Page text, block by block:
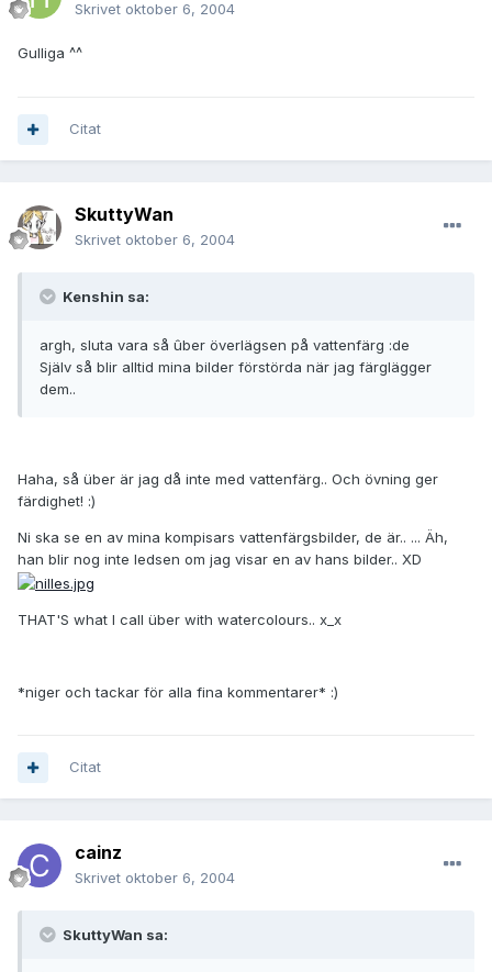
Skrivet oktober 6, 2004
Gulliga ^^
Citat
SkuttyWan
Skrivet oktober 6, 2004
Kenshin sa:
argh, sluta vara så ûber överlägsen på vattenfärg :de
Själv så blir alltid mina bilder förstörda när jag färglägger
dem..
Haha, så über är jag då inte med vattenfärg.. Och övning ger
färdighet! :)
Ni ska se en av mina kompisars vattenfärgsbilder, de är.. ... Äh,
han blir nog inte ledsen om jag visar en av hans bilder.. XD
THAT'S what I call über with watercolours.. x_x
*niger och tackar för alla fina kommentarer* :)
Citat
cainz
Skrivet oktober 6, 2004
SkuttyWan sa: